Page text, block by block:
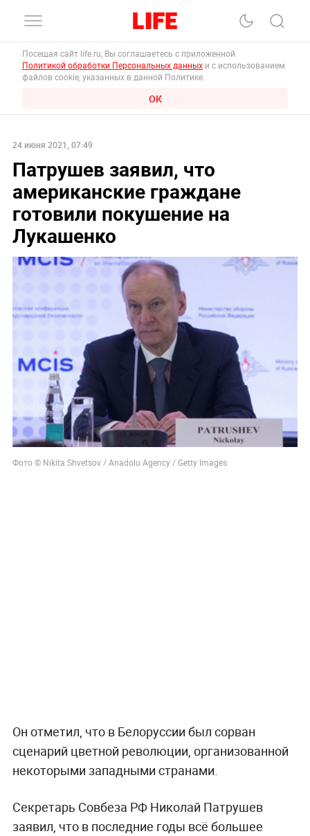
Посещая сайт life.ru, Вы соглашаетесь с приложенной
Политикой обработки Персональных данных и с использованием
файлов cookie, указанных в данной Политике.
ОК
24 июня 2021, 07:49
Патрушев заявил, что
американские граждане
готовили покушение на
Лукашенко
Фото © Nikita Shvetsov / Anadolu Agency / Getty Images
Он отметил, что в Белоруссии был сорван
сценарий цветной революции, организованной
некоторыми западными странами.
Секретарь Совбеза РФ Николай Патрушев
заявил, что в последние годы всё большее